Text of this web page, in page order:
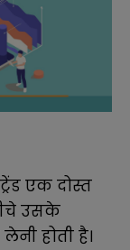
एक दोस्त
उसके
होती है।